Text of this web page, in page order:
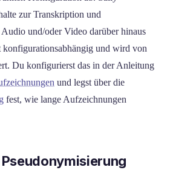
zur Transkription und
Audio und/oder Video darüber hinaus
konfigurationsabhängig und wird von
Du konfigurierst das in der Anleitung
und legst über die
fest, wie lange Aufzeichnungen